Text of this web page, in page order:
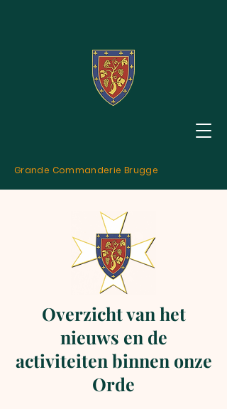
Grande Commanderie Brugge
Overzicht van het
nieuws en de
activiteiten binnen onze
Orde